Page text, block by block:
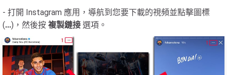
- 打開 Instagram 應用，導航到您要下載的視頻並點擊圖標
(...)，然後按 複製鏈接 選項。